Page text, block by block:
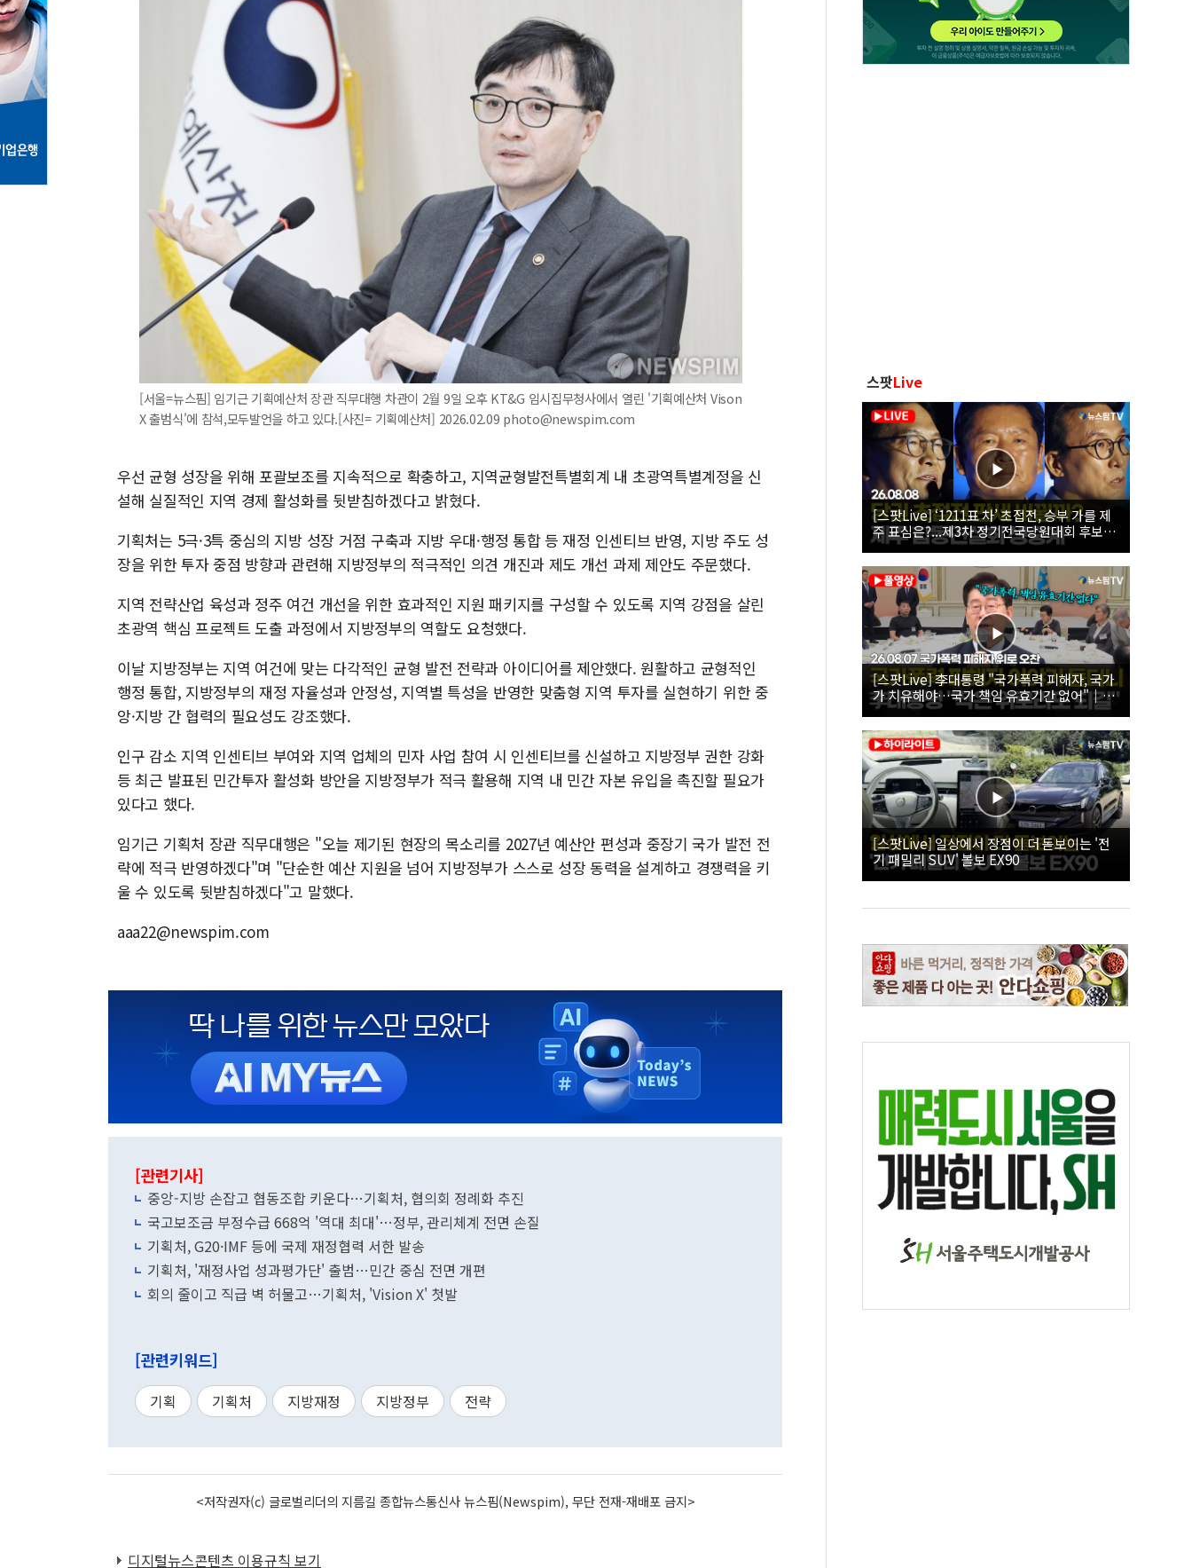
[서울=뉴스핌] 임기근 기획예산처 장관 직무대행 차관이 2월 9일 오후 KT&G 임시집무청사에서 열린 '기획예산처 Vison
X 출범식'에 참석,모두발언을 하고 있다.[사진= 기획예산처] 2026.02.09 photo@newspim.com
우선 균형 성장을 위해 포괄보조를 지속적으로 확충하고, 지역균형발전특별회계 내 초광역특별계정을 신
설해 실질적인 지역 경제 활성화를 뒷받침하겠다고 밝혔다.
기획처는 5극·3특 중심의 지방 성장 거점 구축과 지방 우대·행정 통합 등 재정 인센티브 반영, 지방 주도 성
장을 위한 투자 중점 방향과 관련해 지방정부의 적극적인 의견 개진과 제도 개선 과제 제안도 주문했다.
지역 전략산업 육성과 정주 여건 개선을 위한 효과적인 지원 패키지를 구성할 수 있도록 지역 강점을 살린
초광역 핵심 프로젝트 도출 과정에서 지방정부의 역할도 요청했다.
이날 지방정부는 지역 여건에 맞는 다각적인 균형 발전 전략과 아이디어를 제안했다. 원활하고 균형적인
행정 통합, 지방정부의 재정 자율성과 안정성, 지역별 특성을 반영한 맞춤형 지역 투자를 실현하기 위한 중
앙·지방 간 협력의 필요성도 강조했다.
인구 감소 지역 인센티브 부여와 지역 업체의 민자 사업 참여 시 인센티브를 신설하고 지방정부 권한 강화
등 최근 발표된 민간투자 활성화 방안을 지방정부가 적극 활용해 지역 내 민간 자본 유입을 촉진할 필요가
있다고 했다.
임기근 기획처 장관 직무대행은 "오늘 제기된 현장의 목소리를 2027년 예산안 편성과 중장기 국가 발전 전
략에 적극 반영하겠다"며 "단순한 예산 지원을 넘어 지방정부가 스스로 성장 동력을 설계하고 경쟁력을 키
울 수 있도록 뒷받침하겠다"고 말했다.
aaa22@newspim.com
[관련기사]
중앙-지방 손잡고 협동조합 키운다…기획처, 협의회 정례화 추진
국고보조금 부정수급 668억 '역대 최대'…정부, 관리체계 전면 손질
기획처, G20·IMF 등에 국제 재정협력 서한 발송
기획처, '재정사업 성과평가단' 출범…민간 중심 전면 개편
회의 줄이고 직급 벽 허물고…기획처, 'Vision X' 첫발
[관련키워드]
기획 기획처 지방재정 지방정부 전략
<저작권자(c) 글로벌리더의 지름길 종합뉴스통신사 뉴스핌(Newspim), 무단 전재-재배포 금지>
디지털뉴스콘텐츠 이용규칙 보기
스팟Live
[스팟Live] ‘1211표 차’ 초접전, 승부 가를 제
주 표심은?...제3차 정기전국당원대회 후보자
제주 합동연설회 생중계 | 26.08.08
[스팟Live] 李대통령 "국가폭력 피해자, 국가
가 치유해야…국가 책임 유효기간 없어"｜
26.08.07 국가폭력 피해자 위로 오찬
[스팟Live] 일상에서 장점이 더 돋보이는 '전
기 패밀리 SUV' 볼보 EX90